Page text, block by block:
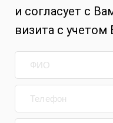
и согласует с
визита с